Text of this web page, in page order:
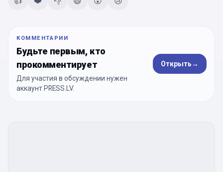
КОММЕНТАРИИ
Будьте первым, кто
прокомментирует
Для участия в обсуждении нужен
аккаунт PRESS.LV.
Открыть→